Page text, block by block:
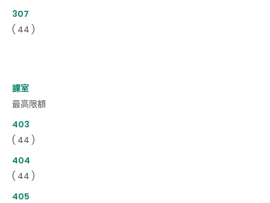
307
( 44 )
課室
最高限額
403
( 44 )
404
( 44 )
405